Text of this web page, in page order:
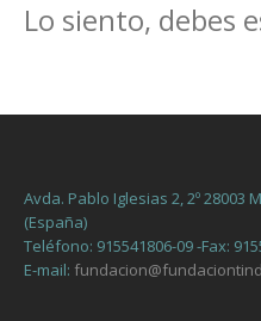
Lo siento, debes
Avda. Pablo Iglesias 2, 2º 28003
(España)
Teléfono: 915541806-09 -Fax:
E-mail: